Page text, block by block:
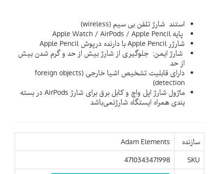
استند شارژ تلفن بی سیم (wireless)
پایه Apple Watch / AirPods / Apple Pencil
شارژر Apple Pencil با دارنده درپوش Apple Pencil
شارژ ایمن: جلوگیری از شارژ بیش از حد و گرم شدن بیش
از حد
دارای قابلیت تشخیص اشیا خارجی (foreign objects
detection)
ماژول شارژ اپل واچ و کابل برق برای شارژ AirPods در بسته
بندی همراه ایستگاه شارژنمی‌باشد
سازنده
Adam Elements
SKU
4710343471998